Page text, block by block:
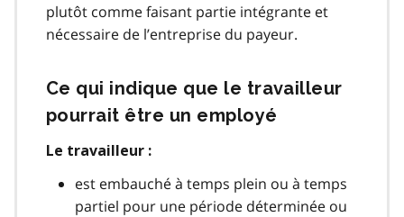
plutôt comme faisant partie intégrante et
nécessaire de l’entreprise du payeur.
Ce qui indique que le travailleur
pourrait être un employé
Le travailleur :
est embauché à temps plein ou à temps
partiel pour une période déterminée ou